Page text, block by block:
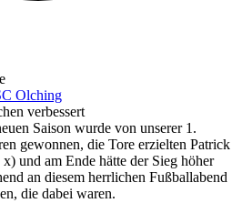
Olching
verbessert
Saison wurde von unserer 1.
gewonnen, die Tore erzielten Patrick
und am Ende hätte der Sieg höher
an diesem herrlichen Fußballabend
die dabei waren.